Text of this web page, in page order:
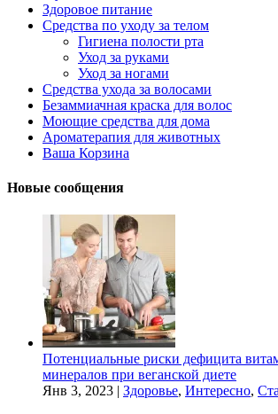
Здоровое питание
Средства по уходу за телом
Гигиена полости рта
Уход за руками
Уход за ногами
Средства ухода за волосами
Безаммиачная краска для волос
Моющие средства для дома
Ароматерапия для животных
Ваша Корзина
Новые сообщения
Потенциальные риски дефицита
минералов при веганской диете
Янв 3, 2023 | Здоровье, Интересно,